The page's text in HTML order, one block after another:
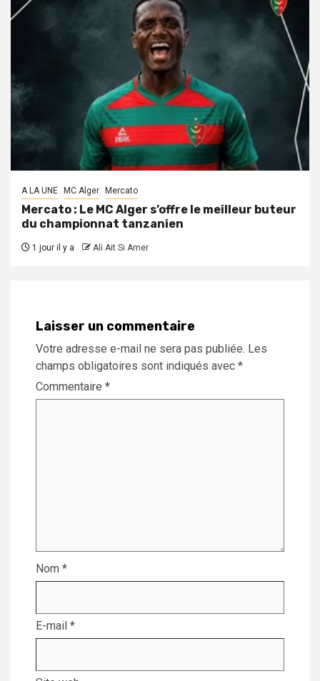
A LA UNE MC Alger Mercato
Mercato : Le MC Alger s’offre le meilleur buteur
du championnat tanzanien
1 jour il y a Ali Ait Si Amer
Laisser un commentaire
Votre adresse e-mail ne sera pas publiée. Les
champs obligatoires sont indiqués avec *
Commentaire *
Nom *
E-mail *